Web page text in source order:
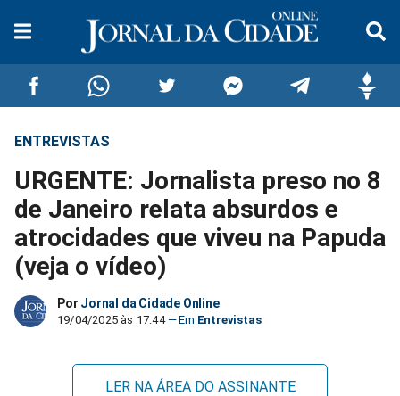
Compartilhar
no
Facebook
Compartilhar
no
Whatsapp
no
Twitter
no
Messenger
no
Telegram
no
Gettr
ENTREVISTAS
URGENTE: Jornalista preso no 8
de Janeiro relata absurdos e
atrocidades que viveu na Papuda
(veja o vídeo)
Por Jornal da Cidade Online
19/04/2025 às 17:44 Entrevistas
LER NA ÁREA DO ASSINANTE